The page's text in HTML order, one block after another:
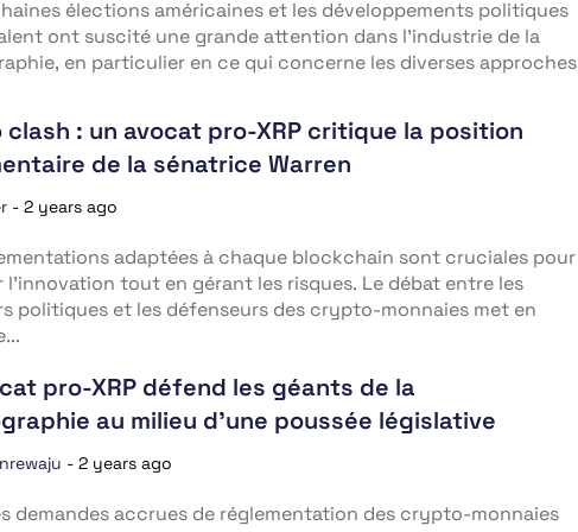
élections américaines et les développements politiques
ont suscité une grande attention dans l’industrie de la
en particulier en ce qui concerne les diverses approches
: un avocat pro-XRP critique la position
de la sénatrice Warren
- 2 years ago
adaptées à chaque blockchain sont cruciales pour
l’innovation tout en gérant les risques. Le débat entre les
politiques et les défenseurs des crypto-monnaies met en
pro-XRP défend les géants de la
au milieu d’une poussée législative
- 2 years ago
demandes accrues de réglementation des crypto-monnaies